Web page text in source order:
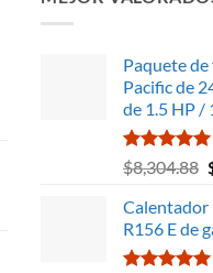
Paquete
Pacific de
de 1.5 HP /
Valorado
con
de 5
$8,304.88
Calentador
R156 E de